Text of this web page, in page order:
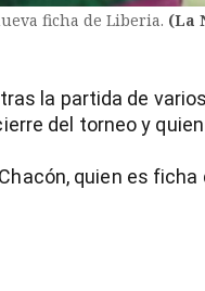
ficha de Liberia. (La
la partida de
del torneo y
quien es